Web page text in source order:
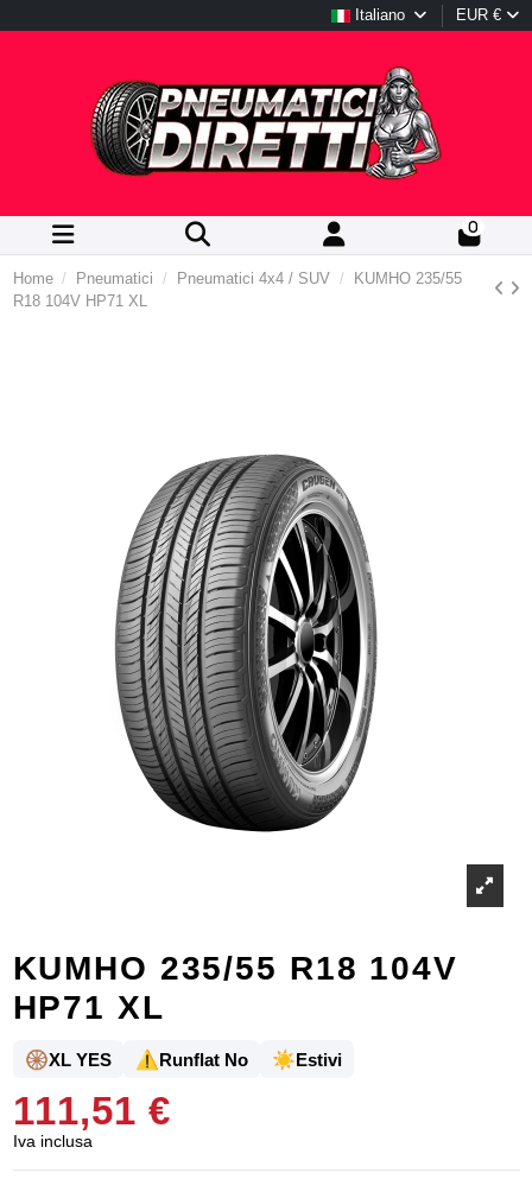
Italiano EUR €
0
Home Pneumatici Pneumatici 4x4 / SUV
KUMHO 235/55
R18 104V HP71 XL
KUMHO 235/55 R18 104V
HP71 XL
🛞XL YES ⚠️Runflat No ☀️Estivi
111,51 €
Iva inclusa